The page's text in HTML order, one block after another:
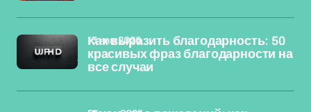
Как выразить благодарность: 50
красивых фраз благодарности на
все случаи
13 янв 2026